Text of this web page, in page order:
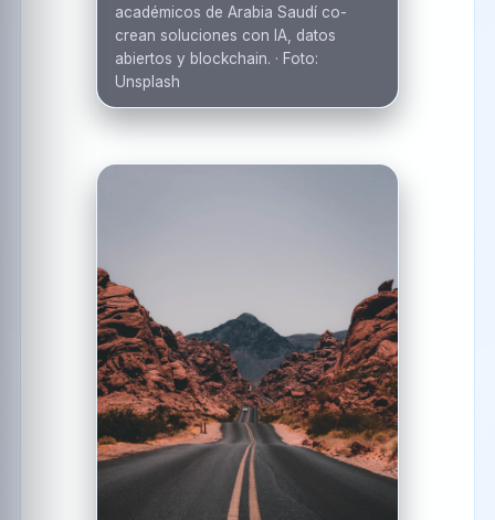
académicos de Arabia Saudí co-
crean soluciones con IA, datos
abiertos y blockchain. · Foto:
Unsplash